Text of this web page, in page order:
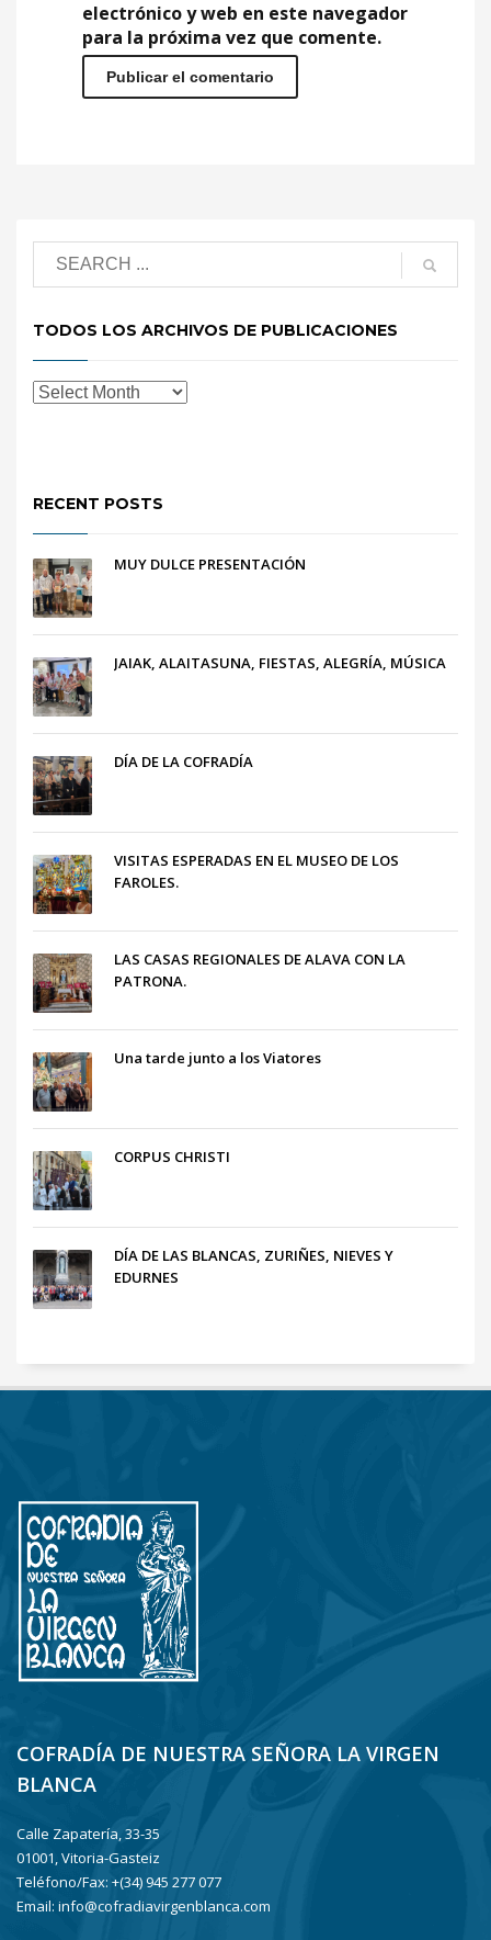
electrónico y web en este navegador
para la próxima vez que comente.
TODOS LOS ARCHIVOS DE PUBLICACIONES
RECENT POSTS
MUY DULCE PRESENTACIÓN
JAIAK, ALAITASUNA, FIESTAS, ALEGRÍA, MÚSICA
DÍA DE LA COFRADÍA
VISITAS ESPERADAS EN EL MUSEO DE LOS
FAROLES.
LAS CASAS REGIONALES DE ALAVA CON LA
PATRONA.
Una tarde junto a los Viatores
CORPUS CHRISTI
DÍA DE LAS BLANCAS, ZURIÑES, NIEVES Y
EDURNES
COFRADÍA DE NUESTRA SEÑORA LA VIRGEN
BLANCA
Calle Zapatería, 33-35
01001, Vitoria-Gasteiz
Teléfono/Fax: +(34) 945 277 077
Email: info@cofradiavirgenblanca.com